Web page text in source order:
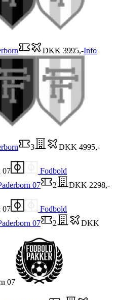
DKK 3995,-Info
3
DKK 4995,-
07
Fodbold
07 2
DKK 2298,-
07
Fodbold
07 2
DKK
07